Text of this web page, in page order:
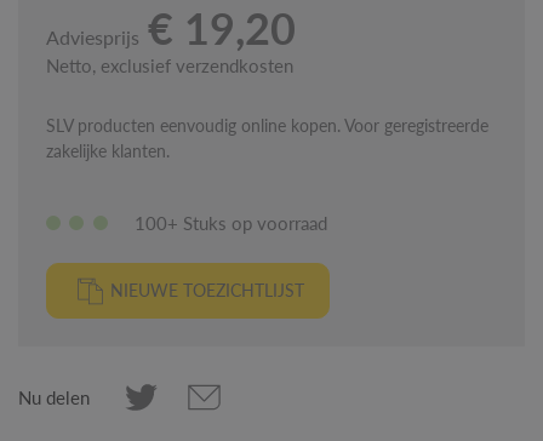
Adviesprijs € 19,20
Netto, exclusief verzendkosten
SLV producten eenvoudig online kopen. Voor geregistreerde
zakelijke klanten.
100+ Stuks op voorraad
NIEUWE TOEZICHTLIJST
Nu delen